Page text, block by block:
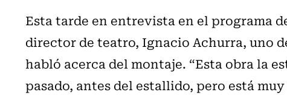
Esta tarde en entrevista en el programa
director de teatro, Ignacio Achurra, uno
habló acerca del montaje. “Esta obra la
pasado, antes del estallido, pero está